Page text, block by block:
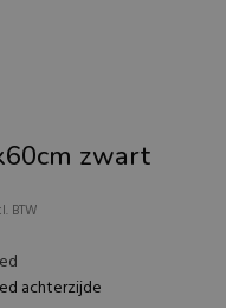
zwart
BTW